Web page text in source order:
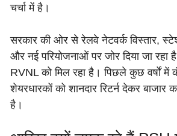
चर्चा में है।
सरकार की ओर से रेलवे नेटवर्क विस्तार,
और नई परियोजनाओं पर जोर दिया जा रहा
RVNL को मिल रहा है। पिछले कुछ वर्षों में
शेयरधारकों को शानदार रिटर्न देकर बाजार
है।